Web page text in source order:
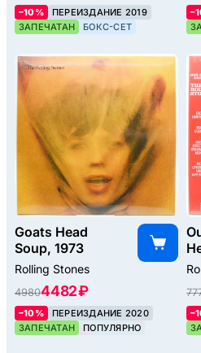
–10%
ПЕРЕИЗДАНИЕ 2019
ЗАПЕЧАТАН
БОКС-СЕТ
Goats Head
Soup, 1973
Rolling Stones
49804482 ₽
–10%
ПЕРЕИЗДАНИЕ 2020
ЗАПЕЧАТАН
ПОПУЛЯРНО